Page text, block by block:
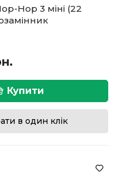
Hop 3 міні (22
Купити
в один клік